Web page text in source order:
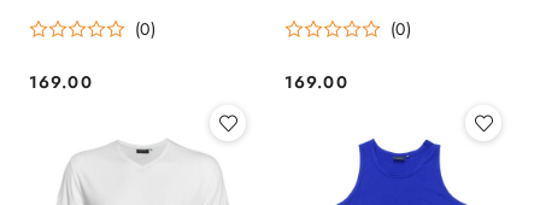
(0)
Cena:
169.00
(0)
Cena:
169.00